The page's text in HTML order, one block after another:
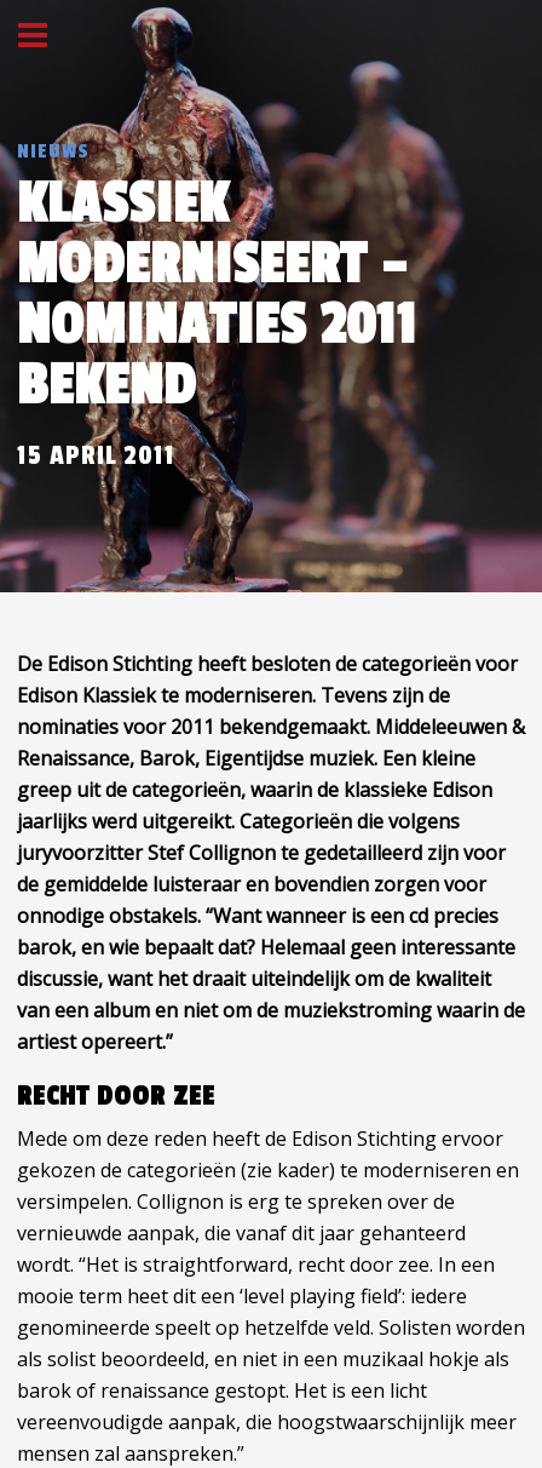
NIEUWS
KLASSIEK
MODERNISEERT –
NOMINATIES 2011
BEKEND
15 APRIL 2011
De Edison Stichting heeft besloten de categorieën voor
Edison Klassiek te moderniseren. Tevens zijn de
nominaties voor 2011 bekendgemaakt. Middeleeuwen &
Renaissance, Barok, Eigentijdse muziek. Een kleine
greep uit de categorieën, waarin de klassieke Edison
jaarlijks werd uitgereikt. Categorieën die volgens
juryvoorzitter Stef Collignon te gedetailleerd zijn voor
de gemiddelde luisteraar en bovendien zorgen voor
onnodige obstakels. “Want wanneer is een cd precies
barok, en wie bepaalt dat? Helemaal geen interessante
discussie, want het draait uiteindelijk om de kwaliteit
van een album en niet om de muziekstroming waarin de
artiest opereert.”
RECHT DOOR ZEE
Mede om deze reden heeft de Edison Stichting ervoor
gekozen de categorieën (zie kader) te moderniseren en
versimpelen. Collignon is erg te spreken over de
vernieuwde aanpak, die vanaf dit jaar gehanteerd
wordt. “Het is straightforward, recht door zee. In een
mooie term heet dit een ‘level playing field’: iedere
genomineerde speelt op hetzelfde veld. Solisten worden
als solist beoordeeld, en niet in een muzikaal hokje als
barok of renaissance gestopt. Het is een licht
vereenvoudigde aanpak, die hoogstwaarschijnlijk meer
mensen zal aanspreken.”